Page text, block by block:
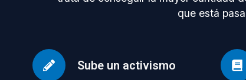
que está
Sube un activismo